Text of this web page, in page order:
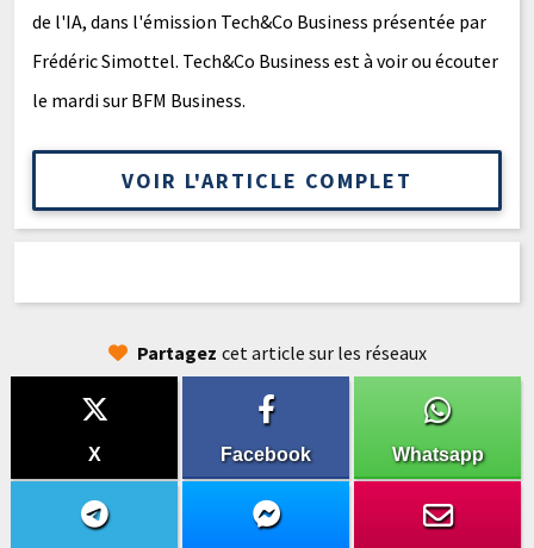
de l'IA, dans l'émission Tech&Co Business présentée par
Frédéric Simottel. Tech&Co Business est à voir ou écouter
le mardi sur BFM Business.
VOIR L'ARTICLE COMPLET
Partagez cet article sur les réseaux
X Facebook Whatsapp